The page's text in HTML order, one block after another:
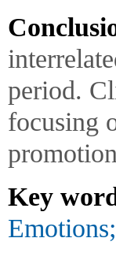
period.
focusing
Key